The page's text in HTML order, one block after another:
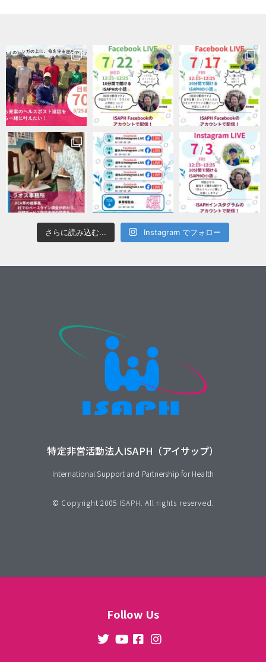
さらに読み込む... Instagram でフォロー
特定非営活動法人ISAPH（アイサップ）
International Support and Partnership for Health
© Copyright 2005 ISAPH . All rights reserved.
Follow Us